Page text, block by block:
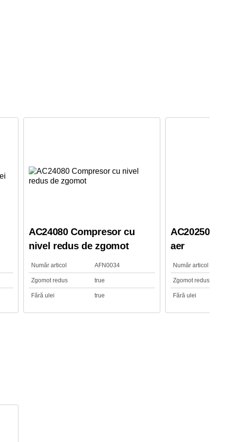
AC24080 Compresor cu
nivel redus de zgomot
Număr articol AFN0034
Zgomot redus true
Fără ulei true
AC20250BL
aer
Număr articol
Zgomot redus
Fără ulei